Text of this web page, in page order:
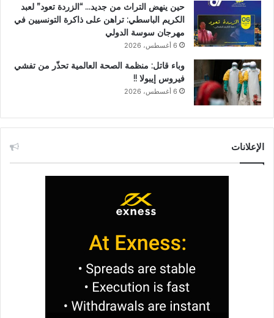
حين ينهض التراث من جديد… “الزردة تعود” لعبد
الكريم الباسطي: تراهن على ذاكرة التونسيين في
مهرجان سوسة الدولي
6 أغسطس، 2026
وباء قاتل: منظمة الصحة العالمية تحذّر من تفشي
فيروس إيبولا !!
6 أغسطس، 2026
الإعلانات